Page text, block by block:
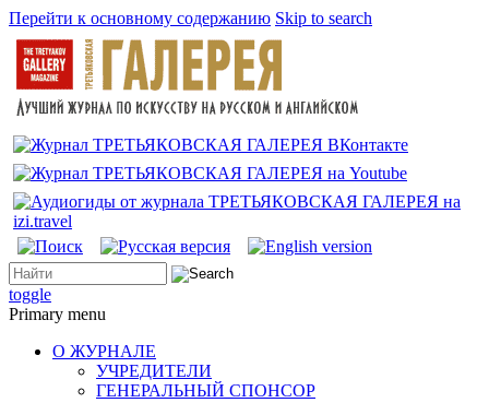
Перейти к основному содержанию Skip to search
toggle
Primary menu
О ЖУРНАЛЕ
УЧРЕДИТЕЛИ
ГЕНЕРАЛЬНЫЙ СПОНСОР